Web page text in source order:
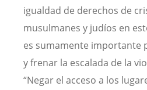
igualdad de derechos de
musulmanes y judíos en
es sumamente importante
y frenar la escalada de la
“Negar el acceso a los